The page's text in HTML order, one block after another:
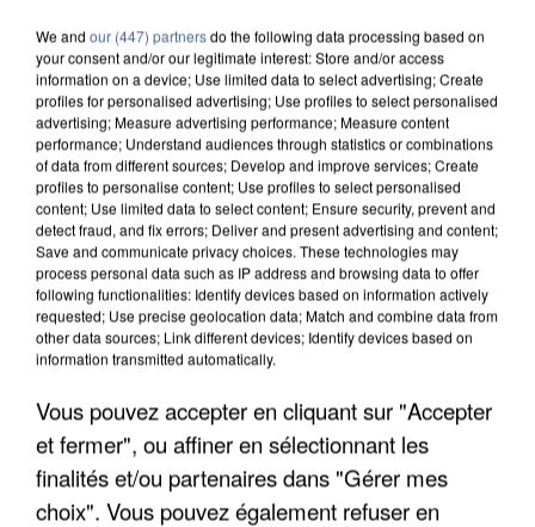
APRÈS TOUTES CES CANICULES, LES REFUGES
DE FAUNE SAUVAGE SONT...
We and our (447) partnersdo the following data processing based on
your consent and/or our legitimate interest: Store and/or access
information on a device; Use limited data to select advertising; Create
profiles for personalised advertising; Use profiles to select personalised
advertising; Measure advertising performance; Measure content
performance; Understand audiences through statistics or combinations
of data from different sources; Develop and improve services; Create
profiles to personalise content; Use profiles to select personalised
content; Use limited data to select content; Ensure security, prevent and
detect fraud, and fix errors; Deliver and present advertising and content;
Save and communicate privacy choices. These technologies may
process personal data such as IP address and browsing data to offer
following functionalities: Identify devices based on information actively
requested; Use precise geolocation data; Match and combine data from
other data sources; Link different devices; Identify devices based on
information transmitted automatically.
Vous pouvez accepter en cliquant sur "Accepter
et fermer", ou affiner en sélectionnant les
finalités et/ou partenaires dans "Gérer mes
choix". Vous pouvez également refuser en